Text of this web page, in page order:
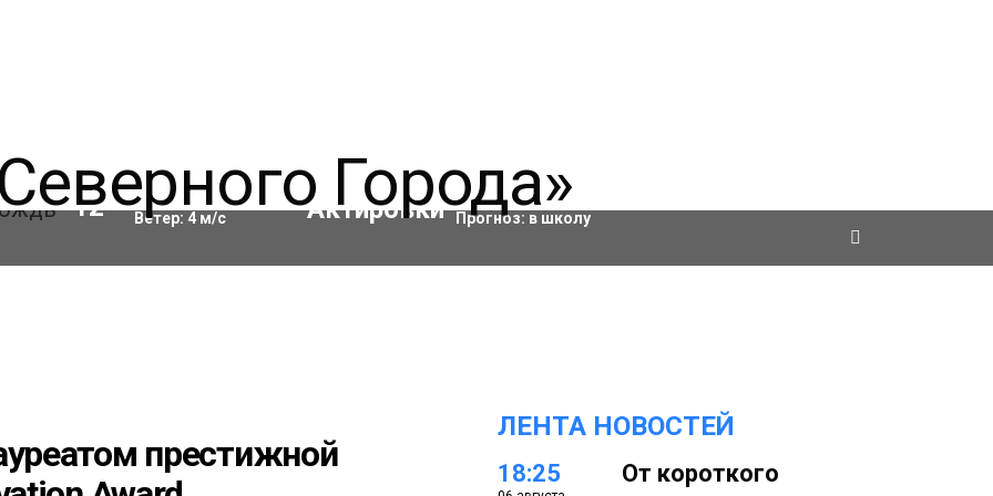
12°C Влажность:93%
Ветер: 4м/с
Актировки
Прогноз: в школу
престижной
ЛЕНТА НОВОСТЕЙ
18:25
От короткого